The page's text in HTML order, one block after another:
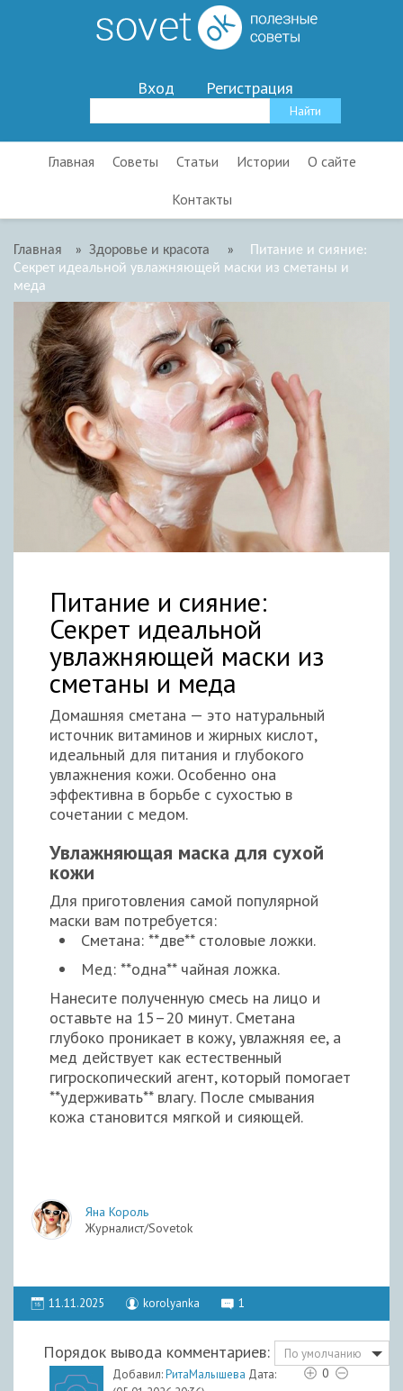
Вход Регистрация
Главная Советы Статьи Истории О сайте
Контакты
Главная » Здоровье и красота »
Питание и сияние:
Секрет идеальной увлажняющей маски из сметаны и
меда
Питание и сияние:
Секрет идеальной
увлажняющей маски из
сметаны и меда
Домашняя сметана — это натуральный
источник витаминов и жирных кислот,
идеальный для питания и глубокого
увлажнения кожи. Особенно она
эффективна в борьбе с сухостью в
сочетании с медом.
Увлажняющая маска для сухой
кожи
Для приготовления самой популярной
маски вам потребуется:
Сметана: **две** столовые ложки.
Мед: **одна** чайная ложка.
Нанесите полученную смесь на лицо и
оставьте на 15–20 минут. Сметана
глубоко проникает в кожу, увлажняя ее, а
мед действует как естественный
гигроскопический агент, который помогает
**удерживать** влагу. После смывания
кожа становится мягкой и сияющей.
Яна Король
Журналист/Sovetok
11.11.2025 korolyanka 1
Порядок вывода комментариев:
По умолчанию
Добавил:РитаМалышева Дата:
0